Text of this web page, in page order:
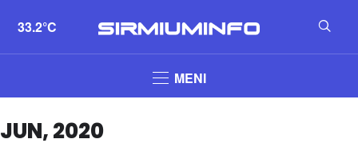
33.2°C
MENI
JUN, 2020